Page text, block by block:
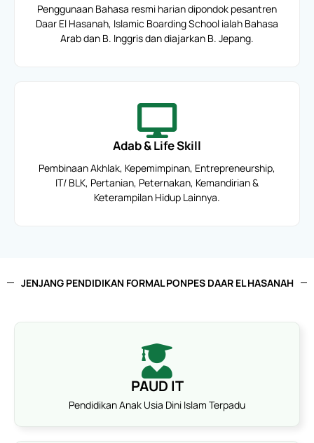
Penggunaan Bahasa resmi harian dipondok pesantren
Daar El Hasanah, Islamic Boarding School ialah Bahasa
Arab dan B. Inggris dan diajarkan B. Jepang.
Adab & Life Skill
Pembinaan Akhlak, Kepemimpinan, Entrepreneurship,
IT/ BLK, Pertanian, Peternakan, Kemandirian &
Keterampilan Hidup Lainnya.
JENJANG PENDIDIKAN FORMAL PONPES DAAR EL HASANAH
PAUD IT
Pendidikan Anak Usia Dini Islam Terpadu